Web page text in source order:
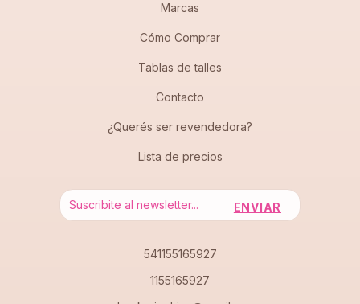
Marcas
Cómo Comprar
Tablas de talles
Contacto
¿Querés ser revendedora?
Lista de precios
541155165927
1155165927